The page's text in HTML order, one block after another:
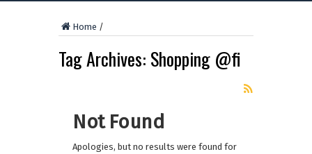
Home /
Tag Archives: Shopping @fi
Not Found
Apologies, but no results were found for